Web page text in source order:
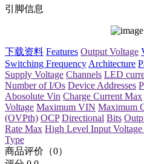
引脚信息
下载资料 Features Output Voltage
Switching Frequency Architecture
Supply Voltage Channels LED
Number of I/Os Device Addresses
Abosolute Vin Charge Current Max
Voltage Maximum VIN Maximum
(OVPth) OCP Directional Bits
Rate Max High Level Input
Type
商品评价（0）